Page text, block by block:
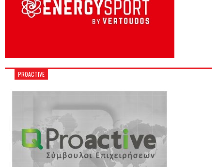
PROACTIVE